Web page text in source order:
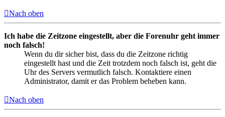
Nach oben
Ich habe die Zeitzone eingestellt, aber die Forenuhr geht immer
noch falsch!
Wenn du dir sicher bist, dass du die Zeitzone richtig
eingestellt hast und die Zeit trotzdem noch falsch ist, geht die
Uhr des Servers vermutlich falsch. Kontaktiere einen
Administrator, damit er das Problem beheben kann.
Nach oben